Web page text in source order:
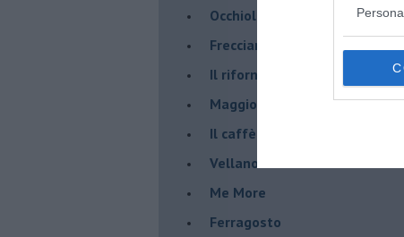
Occhiolino
Frecciarossa Nudità
Il rifornimento
​Maggio è proprio un bel
Il caffè della moka
​Vellano
​Me More
​Ferragosto